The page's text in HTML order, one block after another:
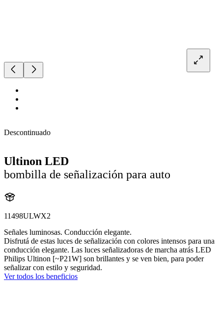
Descontinuado
Ultinon LED
bombilla de señalización para auto
11498ULWX2
Señales luminosas. Conducción elegante.
Disfrutá de estas luces de señalización con colores intensos para una
conducción elegante. Las luces señalizadoras de marcha atrás LED
Philips Ultinon [~P21W] son brillantes y se ven bien, para poder
señalizar con estilo y seguridad.
Ver todos los beneficios